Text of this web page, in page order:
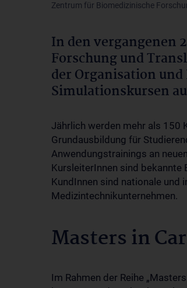
Zentrum für Biomedizinische
In den vergangenen
Forschung und
der Organisation
Simulationskursen
Jährlich werden mehr als 150
Grundausbildung für
Anwendungstrainings an
KursleiterInnen sind bekannte
KundInnen sind nationale und
Medizintechnikunternehmen.
Masters in
Im Rahmen der Reihe